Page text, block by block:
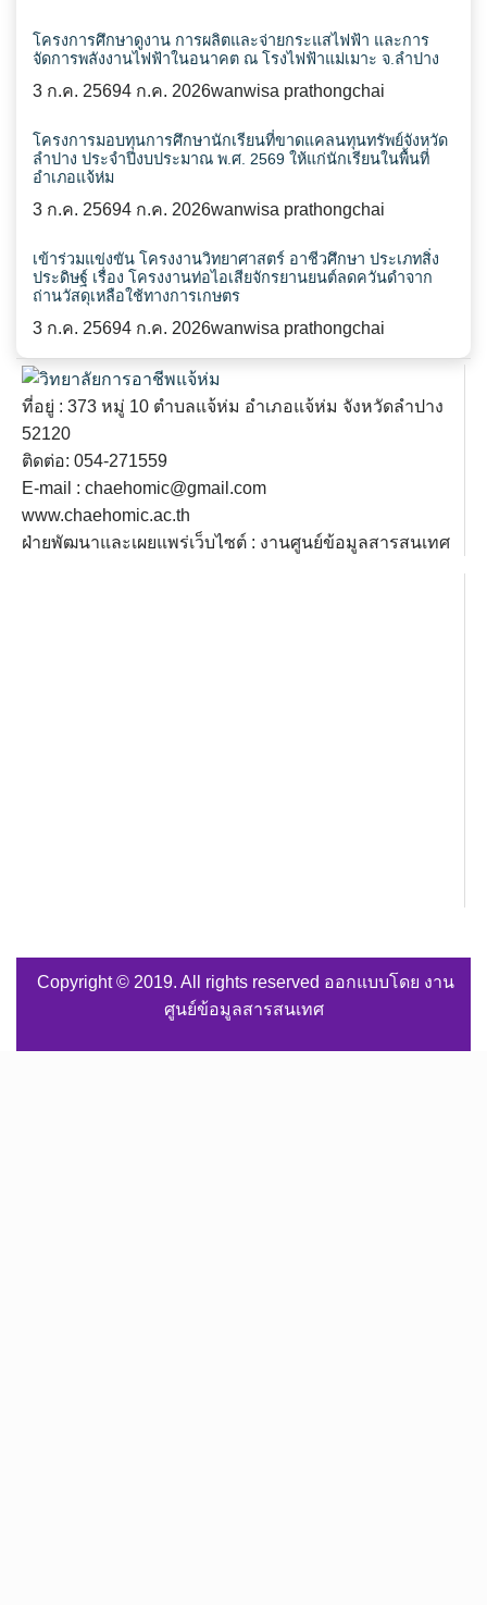
โครงการศึกษาดูงาน การผลิตและจ่ายกระแสไฟฟ้า และการ
จัดการพลังงานไฟฟ้าในอนาคต ณ โรงไฟฟ้าแม่เมาะ จ.ลำปาง
3 ก.ค. 25694 ก.ค. 2026wanwisa prathongchai
โครงการมอบทุนการศึกษานักเรียนที่ขาดแคลนทุนทรัพย์จังหวัด
ลำปาง ประจำปีงบประมาณ พ.ศ. 2569 ให้แก่นักเรียนในพื้นที่
อำเภอแจ้ห่ม
3 ก.ค. 25694 ก.ค. 2026wanwisa prathongchai
เข้าร่วมแข่งขัน โครงงานวิทยาศาสตร์ อาชีวศึกษา ประเภทสิ่ง
ประดิษฐ์ เรื่อง โครงงานท่อไอเสียจักรยานยนต์ลดควันดำจาก
ถ่านวัสดุเหลือใช้ทางการเกษตร
3 ก.ค. 25694 ก.ค. 2026wanwisa prathongchai
ที่อยู่ : 373 หมู่ 10 ตำบลแจ้ห่ม อำเภอแจ้ห่ม จังหวัดลำปาง
52120
ติดต่อ: 054-271559
E-mail : chaehomic@gmail.com
www.chaehomic.ac.th
ฝ่ายพัฒนาและเผยแพร่เว็บไซต์ : งานศูนย์ข้อมูลสารสนเทศ
Copyright © 2019. All rights reserved ออกแบบโดย งาน
ศูนย์ข้อมูลสารสนเทศ